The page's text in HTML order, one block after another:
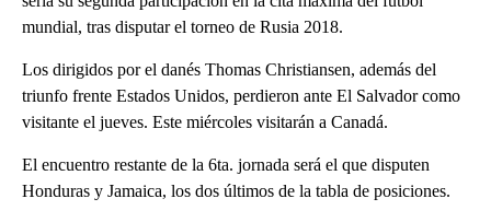
mundial, tras disputar el torneo de Rusia 2018.
Los dirigidos por el danés Thomas Christiansen, además del
triunfo frente Estados Unidos, perdieron ante El Salvador como
visitante el jueves. Este miércoles visitarán a Canadá.
El encuentro restante de la 6ta. jornada será el que disputen
Honduras y Jamaica, los dos últimos de la tabla de posiciones.